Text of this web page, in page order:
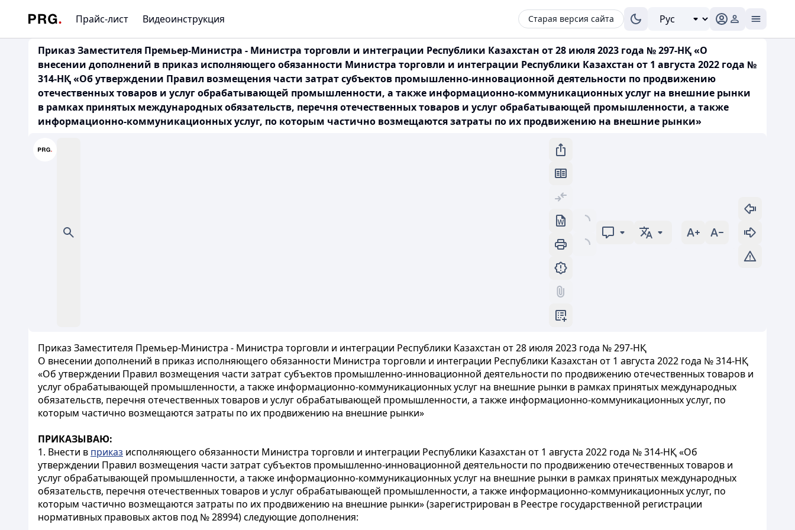
Прайс-лист Видеоинструкция Старая версия сайта
Приказ Заместителя Премьер-Министра - Министра торговли и интеграции Республики Казахстан от 28 июля 2023 года № 297-НҚ «О
внесении дополнений в приказ исполняющего обязанности Министра торговли и интеграции Республики Казахстан от 1 августа 2022 года №
314-НҚ «Об утверждении Правил возмещения части затрат субъектов промышленно-инновационной деятельности по продвижению
отечественных товаров и услуг обрабатывающей промышленности, а также информационно-коммуникационных услуг на внешние рынки
в рамках принятых международных обязательств, перечня отечественных товаров и услуг обрабатывающей промышленности, а также
информационно-коммуникационных услуг, по которым частично возмещаются затраты по их продвижению на внешние рынки»
Приказ Заместителя Премьер-Министра - Министра торговли и интеграции Республики Казахстан от 28 июля 2023 года № 297-НҚ
О внесении дополнений в приказ исполняющего обязанности Министра торговли и интеграции Республики Казахстан от 1 августа 2022 года № 314-НҚ
«Об утверждении Правил возмещения части затрат субъектов промышленно-инновационной деятельности по продвижению отечественных товаров и
услуг обрабатывающей промышленности, а также информационно-коммуникационных услуг на внешние рынки в рамках принятых международных
обязательств, перечня отечественных товаров и услуг обрабатывающей промышленности, а также информационно-коммуникационных услуг, по
которым частично возмещаются затраты по их продвижению на внешние рынки»
ПРИКАЗЫВАЮ:
1. Внести в приказ исполняющего обязанности Министра торговли и интеграции Республики Казахстан от 1 августа 2022 года № 314-НҚ «Об
утверждении Правил возмещения части затрат субъектов промышленно-инновационной деятельности по продвижению отечественных товаров и
услуг обрабатывающей промышленности, а также информационно-коммуникационных услуг на внешние рынки в рамках принятых международных
обязательств, перечня отечественных товаров и услуг обрабатывающей промышленности, а также информационно-коммуникационных услуг, по
которым частично возмещаются затраты по их продвижению на внешние рынки» (зарегистрирован в Реестре государственной регистрации
нормативных правовых актов под № 28994) следующие дополнения: